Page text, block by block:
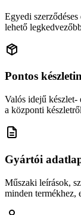
Egyedi
lehető
Pontos
Valós idejű készlet-
a központi
Gyártói
Műszaki leírások,
minden termékhez,